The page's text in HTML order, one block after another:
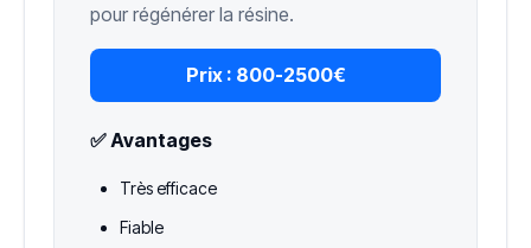
pour régénérer la résine.
Prix : 800-2500€
✅ Avantages
Très efficace
Fiable